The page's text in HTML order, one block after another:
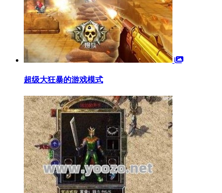
超级大狂暴的游戏模式